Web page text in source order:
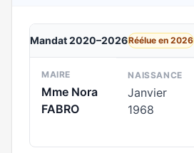
Mandat 2020–2026Réélue en 2026
MAIRE
Mme Nora
FABRO
NAISSANCE
Janvier
1968